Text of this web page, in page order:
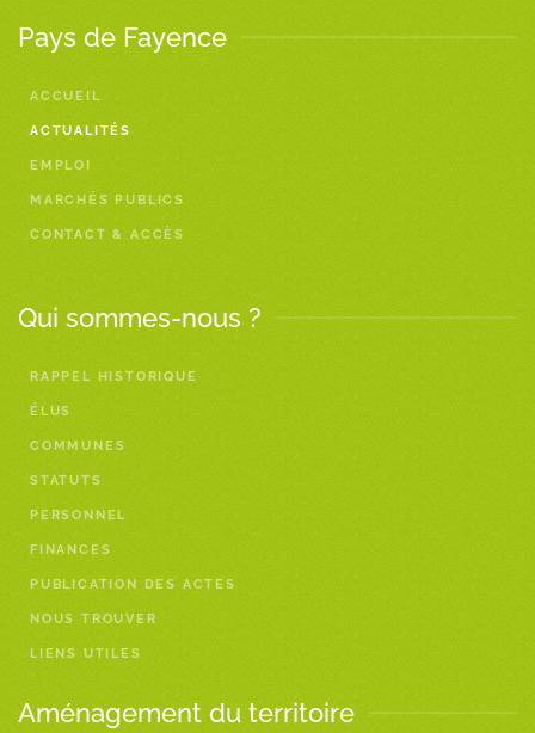
Pays de Fayence
ACCUEIL
ACTUALITÉS
EMPLOI
MARCHÉS PUBLICS
CONTACT & ACCÈS
Qui sommes-nous ?
RAPPEL HISTORIQUE
ÉLUS
COMMUNES
STATUTS
PERSONNEL
FINANCES
PUBLICATION DES ACTES
NOUS TROUVER
LIENS UTILES
Aménagement du territoire